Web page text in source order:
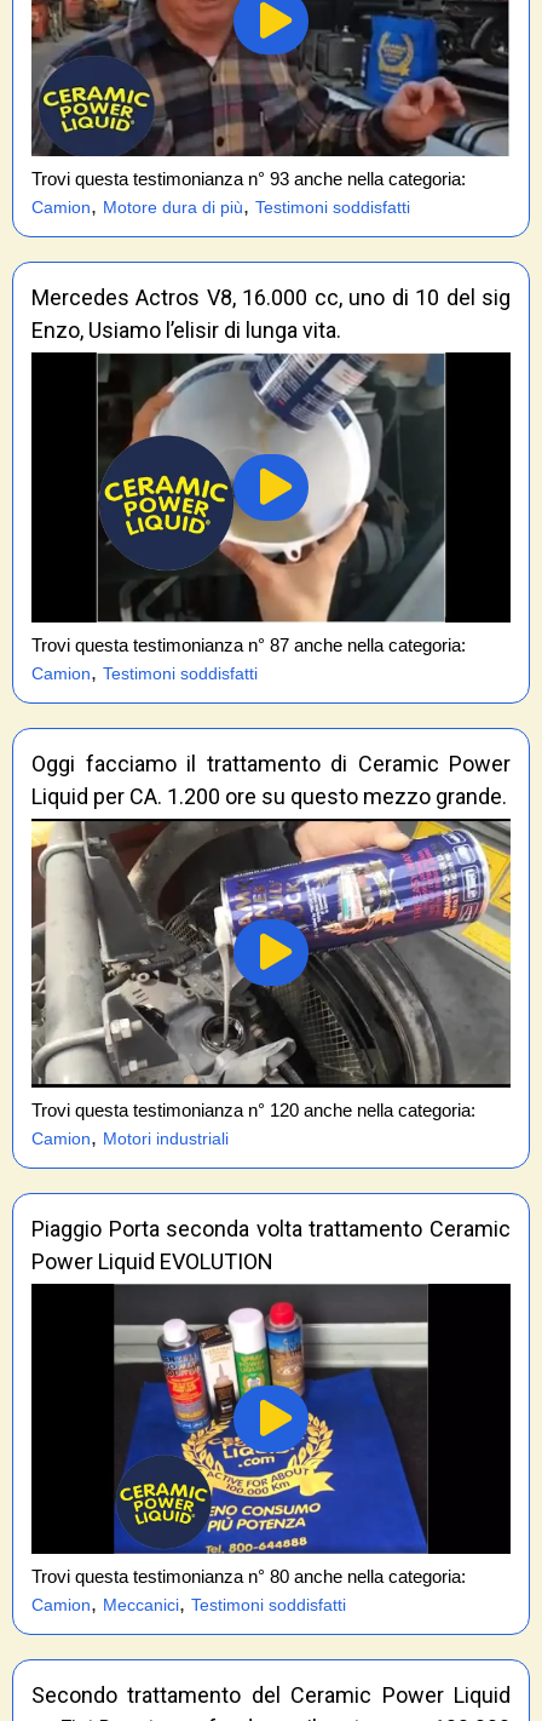
Trovi questa testimonianza n° 93 anche nella categoria:
Camion, Motore dura di più, Testimoni soddisfatti
Mercedes Actros V8, 16.000 cc, uno di 10 del sig
Enzo, Usiamo l’elisir di lunga vita.
Trovi questa testimonianza n° 87 anche nella categoria:
Camion, Testimoni soddisfatti
Oggi facciamo il trattamento di Ceramic Power
Liquid per CA. 1.200 ore su questo mezzo grande.
Trovi questa testimonianza n° 120 anche nella categoria:
Camion, Motori industriali
Piaggio Porta seconda volta trattamento Ceramic
Power Liquid EVOLUTION
Trovi questa testimonianza n° 80 anche nella categoria:
Camion, Meccanici, Testimoni soddisfatti
Secondo trattamento del Ceramic Power Liquid